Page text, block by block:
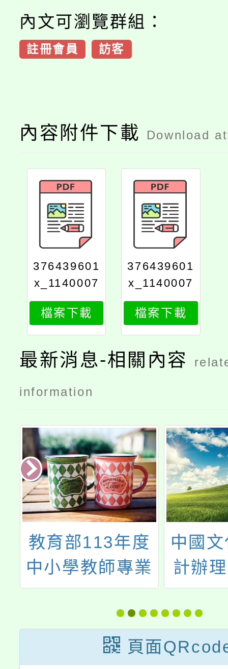
內文可瀏覽群組：
註冊會員 訪客
內容附件下載 Download
376439601
x_1140007
241_print
檔案下載
376439601
x_1140007
241_attach
1
檔案下載
最新消息-相關內容
information
教育部113年度
中小學教師專業
學習社群召集人
（講師）培訓課
中國
計辦
偏遠
士後學
活動領
頁面